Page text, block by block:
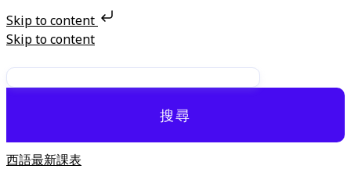
Skip to content
Skip to content
搜尋
西語最新課表